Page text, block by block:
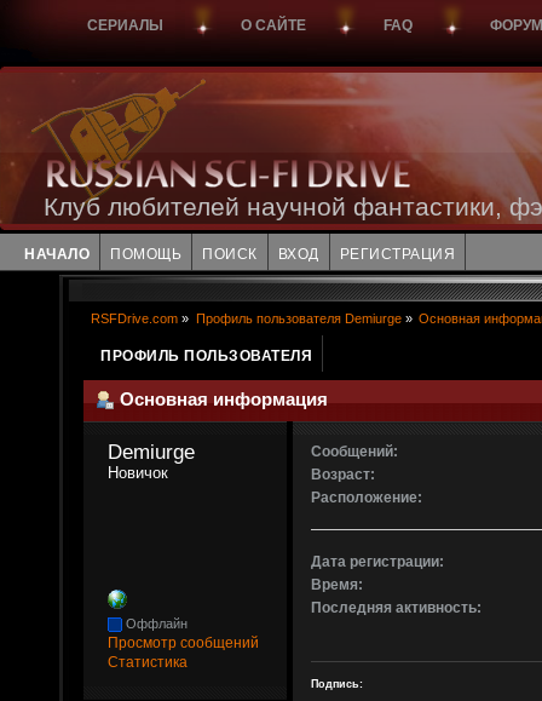
СЕРИАЛЫ О САЙТЕ FAQ ФОРУМ
Клуб любителей научной фантастики,
НАЧАЛО ПОМОЩЬ ПОИСК ВХОД РЕГИСТРАЦИЯ
RSFDrive.com » Профиль пользователя Demiurge» Основная
ПРОФИЛЬ ПОЛЬЗОВАТЕЛЯ
Основная информация
Demiurge
Новичок
Оффлайн
Просмотр сообщений
Статистика
Сообщений:
Возраст:
Расположение:
Дата регистрации:
Время:
Последняя активность:
Подпись: